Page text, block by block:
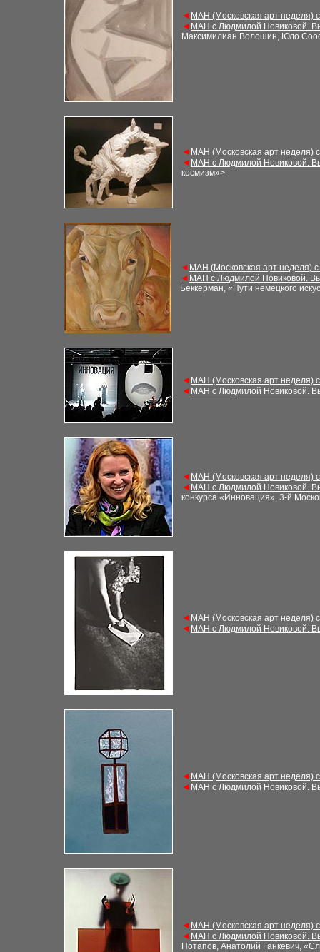
◄ МАН (Московская арт неделя)
◄ МАН с Людмилой Новиковой.
Максимилиан Волошин, Юло
◄ МАН (Московская арт неделя)
◄ МАН с Людмилой Новиковой.
космизм»>
◄ МАН (Московская арт неделя)
◄ МАН с Людмилой Новиковой.
Беккерман, «Пути немецкого
◄ МАН (Московская арт неделя)
◄ МАН с Людмилой Новиковой.
◄ МАН (Московская арт неделя)
◄ МАН с Людмилой Новиковой.
конкурса «Инновация», 3-й
◄ МАН (Московская арт неделя)
◄ МАН с Людмилой Новиковой.
◄ МАН (Московская арт неделя)
◄ МАН с Людмилой Новиковой.
◄ МАН (Московская арт неделя)
◄ МАН с Людмилой Новиковой.
Потапов, Анатолий Ганкевич,